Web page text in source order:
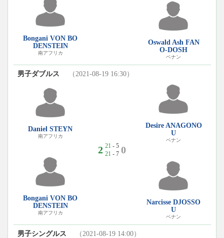
Bongani VON BO
DENSTEIN
南アフリカ
Oswald Ash FAN
O-DOSH
ベナン
男子ダブルス （2021-08-19 16:30）
Daniel STEYN
南アフリカ
Bongani VON BO
DENSTEIN
南アフリカ
2 21 - 5
21 - 7 0
Desire ANAGONO
U
ベナン
Narcisse DJOSSO
U
ベナン
男子シングルス （2021-08-19 14:00）